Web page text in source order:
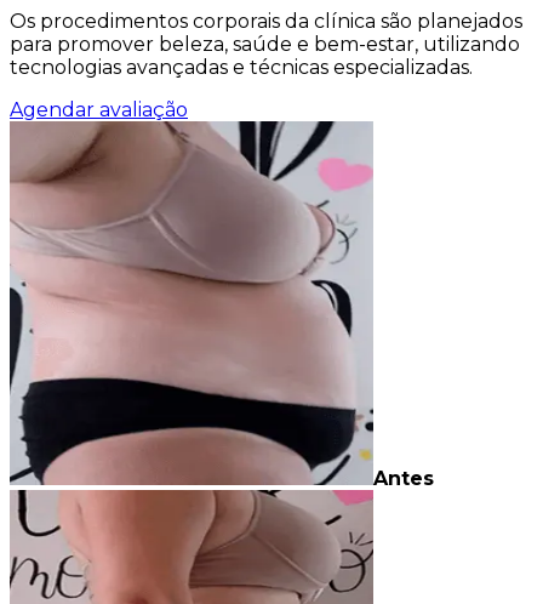
Os procedimentos corporais da clínica são planejados
para promover beleza, saúde e bem-estar, utilizando
tecnologias avançadas e técnicas especializadas.
Agendar avaliação
Antes